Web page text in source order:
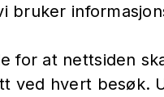
bruker
for at nettsiden
ved hvert besøk.